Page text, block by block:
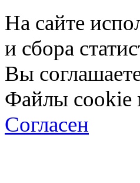
На сайте
и сбора
Вы
Файлы cookie
Согласен